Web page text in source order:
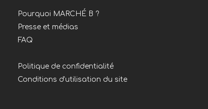
Pourquoi MARCHÉ B ?
Presse et médias
FAQ
Politique de confidentialité
Conditions d'utilisation du site